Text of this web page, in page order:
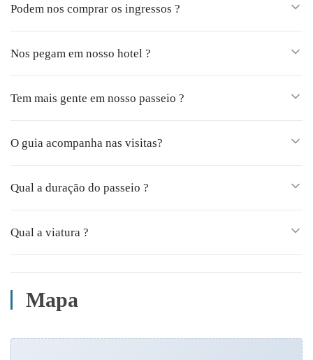
Podem nos comprar os ingressos ?
Nos pegam em nosso hotel ?
Tem mais gente em nosso passeio ?
O guia acompanha nas visitas?
Qual a duração do passeio ?
Qual a viatura ?
Mapa